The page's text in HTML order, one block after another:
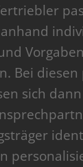
Bei diesen
sich